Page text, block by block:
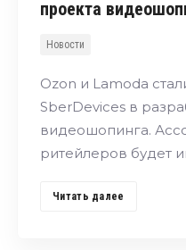
проекта
Новости
Ozon и Lamoda
SberDevices в
видеошопинга.
ритейлеров будет
Читать далее